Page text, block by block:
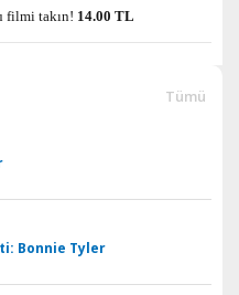
filmi takın! 14.00 TL
Tümü
Bonnie Tyler